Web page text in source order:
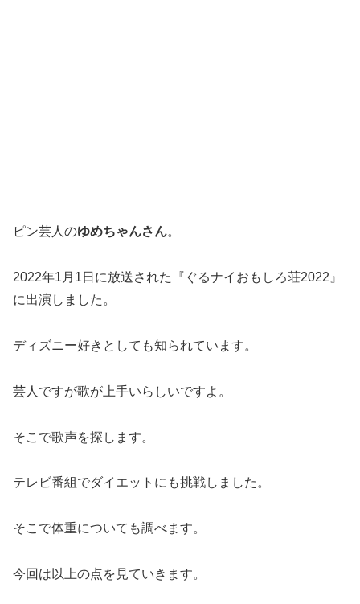
ピン芸人のゆめちゃんさん。
2022年1月1日に放送された『ぐるナイおもしろ荘2022』
に出演しました。
ディズニー好きとしても知られています。
芸人ですが歌が上手いらしいですよ。
そこで歌声を探します。
テレビ番組でダイエットにも挑戦しました。
そこで体重についても調べます。
今回は以上の点を見ていきます。